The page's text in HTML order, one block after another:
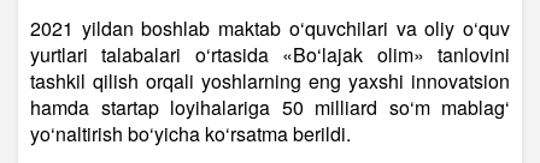
2021 yildan boshlab maktab o‘quvchilari va oliy o‘quv
yurtlari talabalari o‘rtasida «Bo‘lajak olim» tanlovini
tashkil qilish orqali yoshlarning eng yaxshi innovatsion
hamda startap loyihalariga 50 milliard so‘m mablag‘
yo‘naltirish bo‘yicha ko‘rsatma berildi.